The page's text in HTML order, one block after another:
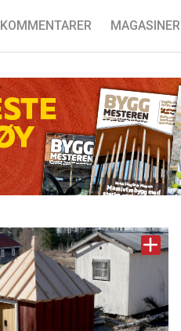
KOMMENTARER MAGASINER